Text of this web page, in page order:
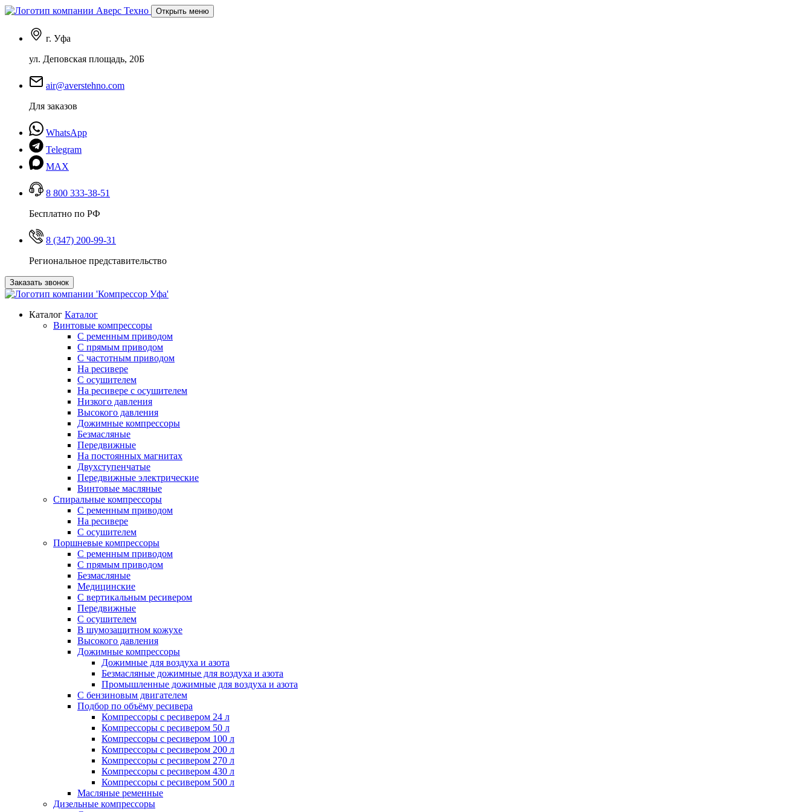
Открыть меню
г. Уфа
ул. Деповская площадь, 20Б
air@averstehno.com
Для заказов
WhatsApp
Telegram
MAX
8 800 333-38-51
Бесплатно по РФ
8 (347) 200-99-31
Региональное представительство
Заказать звонок
Каталог Каталог
Винтовые компрессоры
С ременным приводом
С прямым приводом
С частотным приводом
На ресивере
С осушителем
На ресивере с осушителем
Низкого давления
Высокого давления
Дожимные компрессоры
Безмасляные
Передвижные
На постоянных магнитах
Двухступенчатые
Передвижные электрические
Винтовые масляные
Спиральные компрессоры
С ременным приводом
На ресивере
С осушителем
Поршневые компрессоры
С ременным приводом
С прямым приводом
Безмасляные
Медицинские
С вертикальным ресивером
Передвижные
С осушителем
В шумозащитном кожухе
Высокого давления
Дожимные компрессоры
Дожимные для воздуха и азота
Безмасляные дожимные для воздуха и азота
Промышленные дожимные для воздуха и азота
С бензиновым двигателем
Подбор по объёму ресивера
Компрессоры с ресивером 24 л
Компрессоры с ресивером 50 л
Компрессоры с ресивером 100 л
Компрессоры с ресивером 200 л
Компрессоры с ресивером 270 л
Компрессоры с ресивером 430 л
Компрессоры с ресивером 500 л
Масляные ременные
Дизельные компрессоры